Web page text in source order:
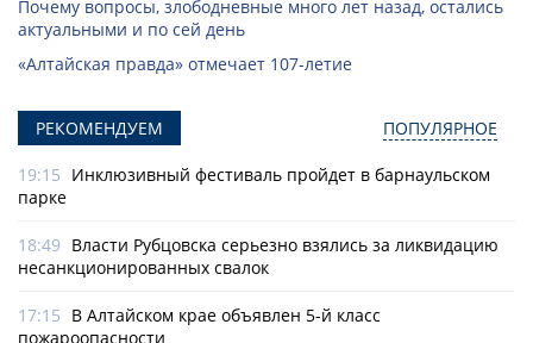
Почему вопросы, злободневные много лет назад, остались
актуальными и по сей день
«Алтайская правда» отмечает 107-летие
РЕКОМЕНДУЕМ ПОПУЛЯРНОЕ
19:15 Инклюзивный фестиваль пройдет в барнаульском
парке
18:49 Власти Рубцовска серьезно взялись за ликвидацию
несанкционированных свалок
17:15 В Алтайском крае объявлен 5-й класс
пожароопасности